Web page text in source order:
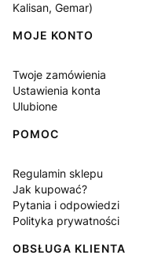
Kalisan, Gemar)
MOJE KONTO
Twoje zamówienia
Ustawienia konta
Ulubione
POMOC
Regulamin sklepu
Jak kupować?
Pytania i odpowiedzi
Polityka prywatności
OBSŁUGA KLIENTA